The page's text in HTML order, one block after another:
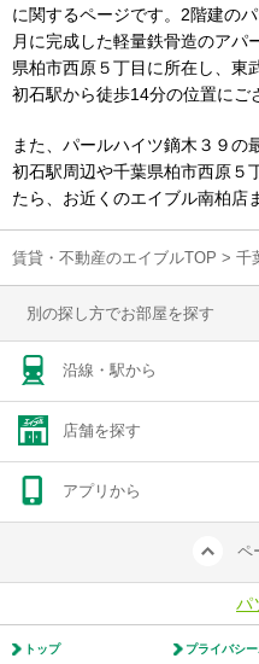
に関するページです。2階建の
月に完成した軽量鉄骨造のアパ
県柏市西原５丁目に所在し、東
初石駅から徒歩14分の位置にご
また、パールハイツ鏑木３９の
初石駅周辺や千葉県柏市西原５
たら、お近くのエイブル南柏店
賃貸・不動産のエイブルTOP > 千
別の探し方でお部屋を探す
沿線・駅から
店舗を探す
アプリから
ペ
パ
トップ プライバシ